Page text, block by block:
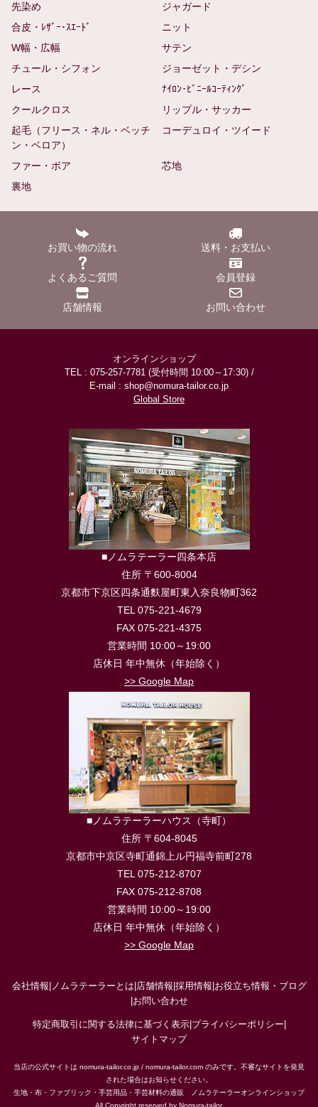
先染め
ジャガード
合皮・ﾚｻﾞｰ･ｽｴｰﾄﾞ
ニット
W幅・広幅
サテン
チュール・シフォン
ジョーゼット・デシン
レース
ﾅｲﾛﾝ･ﾋﾞﾆｰﾙｺｰﾃｨﾝｸﾞ
クールクロス
リップル・サッカー
起毛（フリース・ネル・ベッチ
ン・ベロア）
コーデュロイ・ツイード
ファー・ボア
芯地
裏地
お買い物の流れ 送料・お支払い
よくあるご質問 会員登録
店舗情報 お問い合わせ
オンラインショップ
TEL : 075-257-7781 (受付時間 10:00～17:30) /
E-mail : shop@nomura-tailor.co.jp
Global Store
■ノムラテーラー四条本店
住所 〒600-8004
京都市下京区四条通麩屋町東入奈良物町362
TEL 075-221-4679
FAX 075-221-4375
営業時間 10:00～19:00
店休日 年中無休（年始除く）
>> Google Map
■ノムラテーラーハウス（寺町）
住所 〒604-8045
京都市中京区寺町通錦上ル円福寺前町278
TEL 075-212-8707
FAX 075-212-8708
営業時間 10:00～19:00
店休日 年中無休（年始除く）
>> Google Map
会社情報 ノムラテーラーとは 店舗情報 採用情報 お役立ち情報・ブログ
お問い合わせ
特定商取引に関する法律に基づく表示| プライバシーポリシー
サイトマップ
当店の公式サイトは nomura-tailor.co.jp / nomura-tailor.com のみです。不審なサイトを発見
された場合はお知らせください。
生地・布・ファブリック・手芸用品・手芸材料の通販 ノムラテーラーオンラインショップ